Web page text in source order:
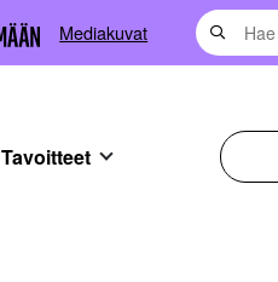
Mediakuvat
Tavoitteet